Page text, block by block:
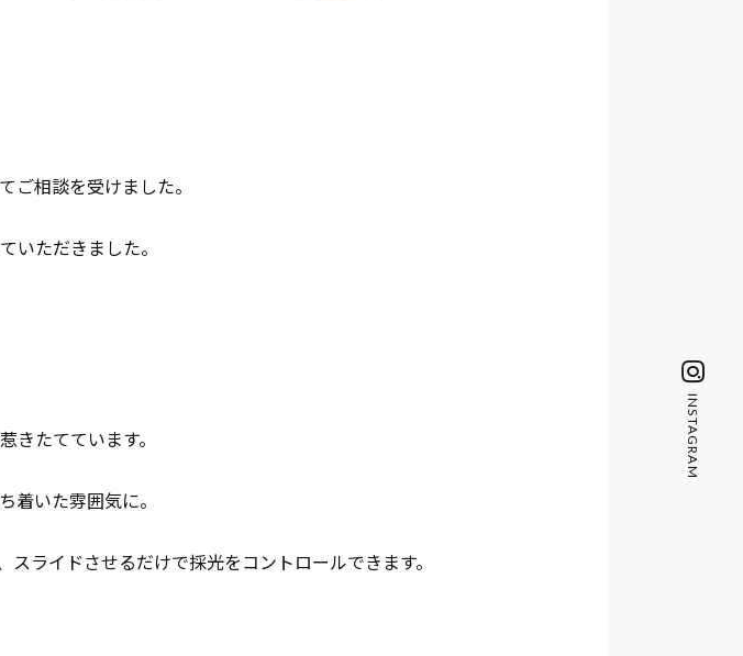
ご相談を受けました。
ただきました。
たてています。
着いた雰囲気に。
ライドさせるだけで採光をコントロールできます。
INSTAGRAM